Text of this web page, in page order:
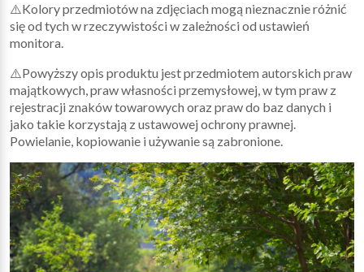
⚠️Kolory przedmiotów na zdjęciach mogą nieznacznie różnić
się od tych w rzeczywistości w zależności od ustawień
monitora.
⚠️Powyższy opis produktu jest przedmiotem autorskich praw
majątkowych, praw własności przemysłowej, w tym praw z
rejestracji znaków towarowych oraz praw do baz danych i
jako takie korzystają z ustawowej ochrony prawnej.
Powielanie, kopiowanie i używanie są zabronione.